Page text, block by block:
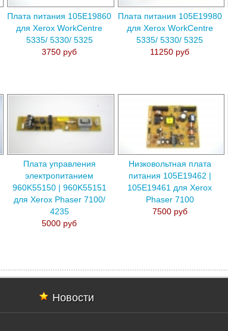
Плата питания 105E19860
для Xerox WorkCentre
5335/ 5330/ 5325
3750 руб
Плата питания 105E19980
для Xerox WorkCentre
5335/ 5330/ 5325
11250 руб
Плата управления
электропитанием
960K55150 | 960K55151
для Xerox Phaser 7100/
4235
5000 руб
Низковольтная плата
питания 105E19462 |
105E19461 для Xerox
Phaser 7100
7500 руб
Новости